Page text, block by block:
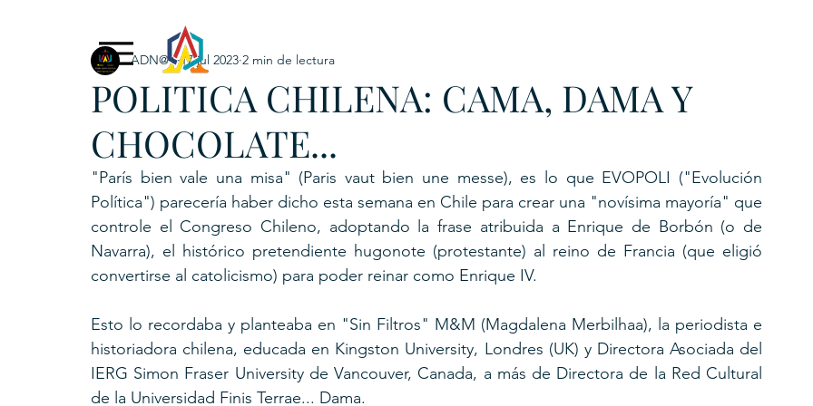
Exclusive Content ADNPL IGRP LATAM2021
POLITICA CHILENA: CAMA, DAMA Y
CHOCOLATE...
ADN@+ 17 jul 2023 2 min de lectura
"París bien vale una misa" (Paris vaut bien une messe),​ es lo que EVOPOLI ("Evolución
Política") parecería haber dicho esta semana en Chile para crear una "novísima mayoría" que
controle el Congreso Chileno, adoptando la frase atribuida a Enrique de Borbón (o de
Navarra), el histórico pretendiente hugonote (protestante) al reino de Francia (que eligió
convertirse al catolicismo) para poder reinar como Enrique IV.
Esto lo recordaba y planteaba en "Sin Filtros" M&M (Magdalena Merbilhaa), la periodista e
historiadora chilena, educada en Kingston University, Londres (UK) y Directora Asociada del
IERG Simon Fraser University de Vancouver, Canada, a más de Directora de la Red Cultural
de la Universidad Finis Terrae... Dama.